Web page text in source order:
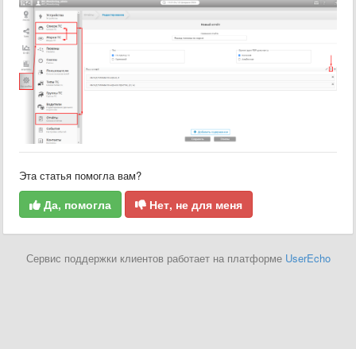
Эта статья помогла вам?
Да, помогла Нет, не для меня
Сервис поддержки клиентов работает на платформе UserEcho